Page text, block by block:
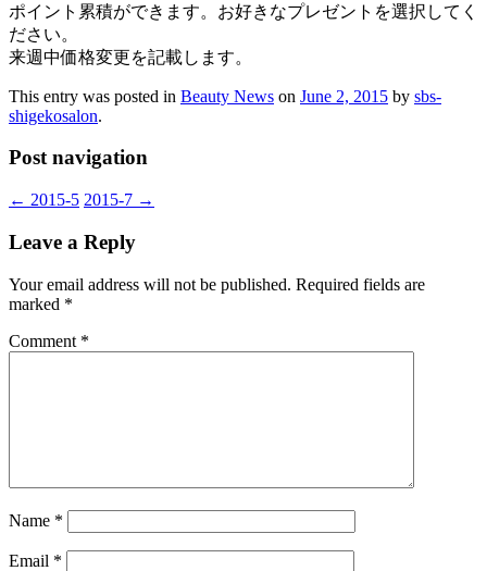
ポイント累積ができます。お好きなプレゼントを選択してく
ださい。
来週中価格変更を記載します。
This entry was posted in Beauty News on June 2, 2015 by sbs-
shigekosalon.
Post navigation
← 2015-5 2015-7 →
Leave a Reply
Your email address will not be published. Required fields are
marked *
Comment *
Name *
Email *